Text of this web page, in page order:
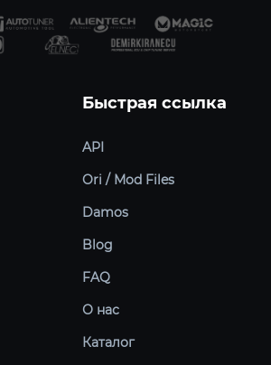
Быстрая ссылка
API
Ori / Mod Files
Damos
Blog
FAQ
О нас
Каталог